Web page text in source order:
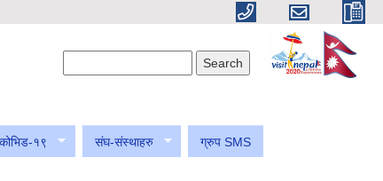
कोभिड-१९ संघ-संस्थाहरु ग्रुप SMS